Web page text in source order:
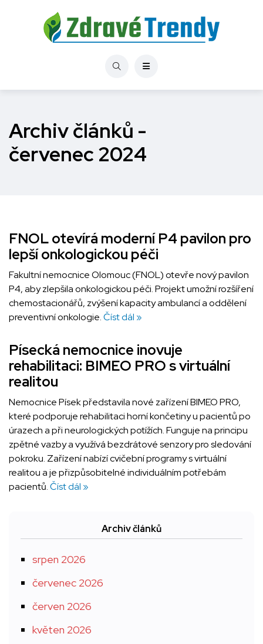
Archiv článků -
červenec 2024
FNOL otevírá moderní P4 pavilon pro
lepší onkologickou péči
Fakultní nemocnice Olomouc (FNOL) otevře nový pavilon
P4, aby zlepšila onkologickou péči. Projekt umožní rozšíření
chemostacionářů, zvýšení kapacity ambulancí a oddělení
preventivní onkologie.Číst dál »
Písecká nemocnice inovuje
rehabilitaci: BIMEO PRO s virtuální
realitou
Nemocnice Písek představila nové zařízení BIMEO PRO,
které podporuje rehabilitaci horní končetiny u pacientů po
úrazech a při neurologických potížích. Funguje na principu
zpětné vazby a využívá bezdrátové senzory pro sledování
pokroku. Zařízení nabízí cvičební programy s virtuální
realitou a je přizpůsobitelné individuálním potřebám
pacientů.Číst dál »
Archiv článků
srpen 2026
červenec 2026
červen 2026
květen 2026